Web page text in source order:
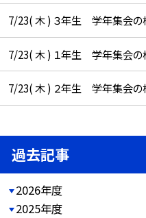
7/23( 木 ) ３年生 学年集会の様
7/23( 木 ) １年生 学年集会の様
7/23( 木 ) ２年生 学年集会の様
過去記事
2026年度
2025年度